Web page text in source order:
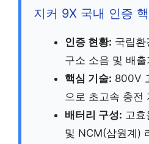
지커 9X 국내 인증
인증 현황: 국립환
구소 소음 및 배
핵심 기술: 800V
으로 초고속 충전
배터리 구성: 고
및 NCM(삼원계)